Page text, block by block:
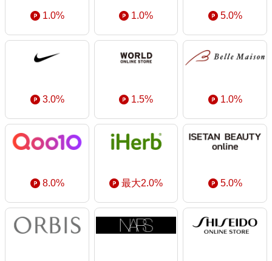
1.0% 1.0% 5.0%
3.0% 1.5% 1.0%
8.0% 最大2.0% 5.0%